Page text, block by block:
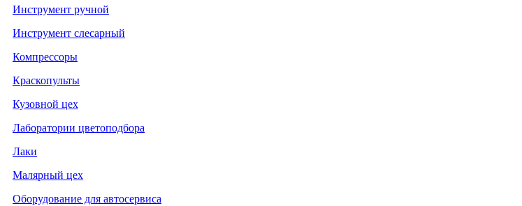
Инструмент ручной
Инструмент слесарный
Компрессоры
Краскопульты
Кузовной цех
Лаборатории цветоподбора
Лаки
Малярный цех
Оборудование для автосервиса